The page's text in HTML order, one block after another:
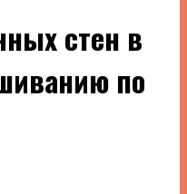
стен в
по